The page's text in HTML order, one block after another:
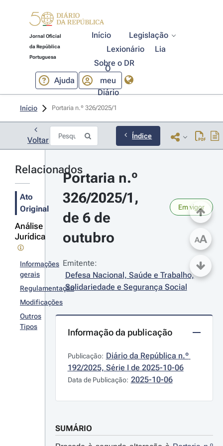
Jornal Oficial
da República
Portuguesa
Início
Legislação
Lexionário
Lia
Sobre o DR
Ajuda
O
meu
Diário
Início Portaria n.º 326/2025/1
Voltar Índice
Relacionados
Ato
Original
Análise
Jurídica
Informações
gerais
Regulamentação
Modificações
Outros
Tipos
Portaria n.º
326/2025/1,
de 6 de
outubro
Em vigor
Emitente:
Defesa Nacional, Saúde e Trabalho,
Solidariedade e Segurança Social
Informação da publicação
Publicação: Diário da República n.º
192/2025, Série I de 2025-10-06
Data de Publicação: 2025-10-06
SUMÁRIO
AA